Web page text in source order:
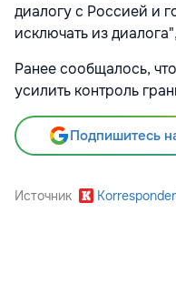
диалогу с Россией и
исключать из
Ранее сообщалось,
усилить контроль
Подпишитесь
Источник